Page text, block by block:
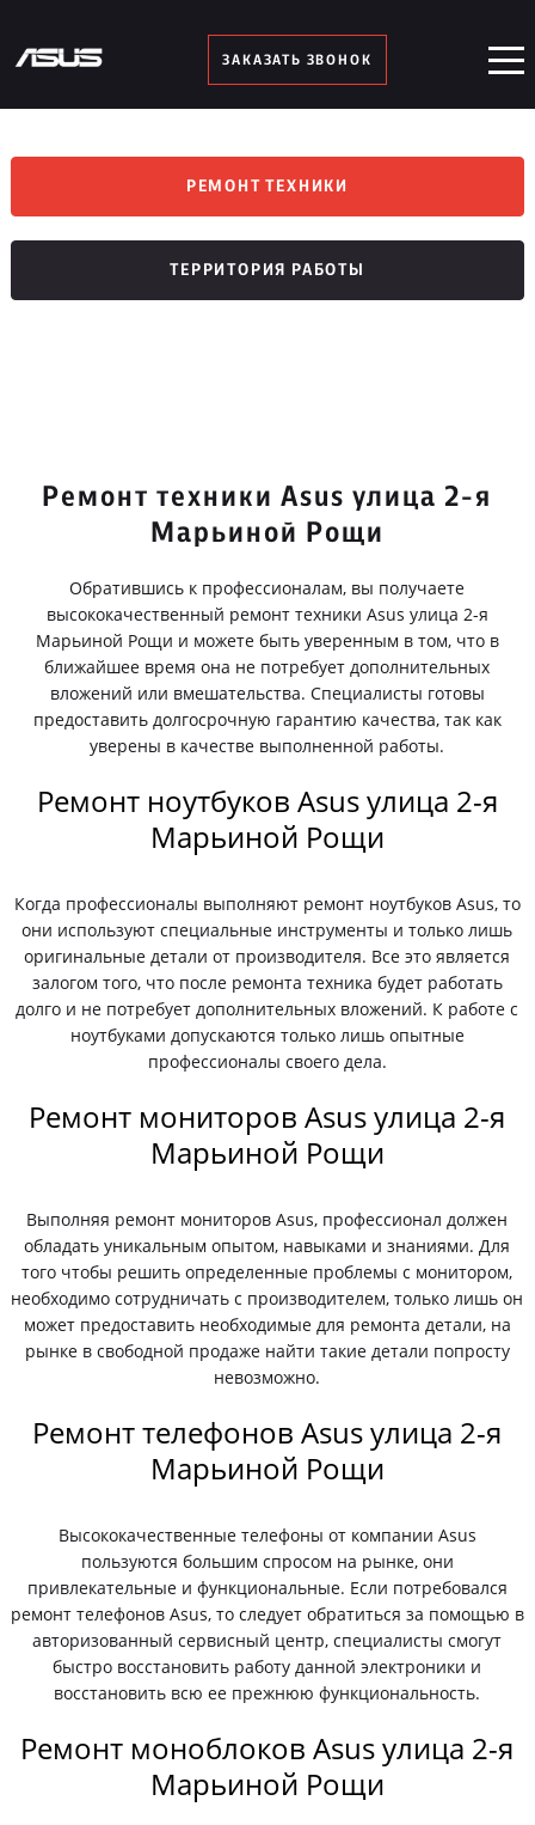
ЗАКАЗАТЬ ЗВОНОК
РЕМОНТ ТЕХНИКИ
ТЕРРИТОРИЯ РАБОТЫ
Ремонт техники Asus улица 2-я
Марьиной Рощи
Обратившись к профессионалам, вы получаете
высококачественный ремонт техники Asus улица 2-я
Марьиной Рощи и можете быть уверенным в том, что в
ближайшее время она не потребует дополнительных
вложений или вмешательства. Специалисты готовы
предоставить долгосрочную гарантию качества, так как
уверены в качестве выполненной работы.
Ремонт ноутбуков Asus улица 2-я
Марьиной Рощи
Когда профессионалы выполняют ремонт ноутбуков Asus, то
они используют специальные инструменты и только лишь
оригинальные детали от производителя. Все это является
залогом того, что после ремонта техника будет работать
долго и не потребует дополнительных вложений. К работе с
ноутбуками допускаются только лишь опытные
профессионалы своего дела.
Ремонт мониторов Asus улица 2-я
Марьиной Рощи
Выполняя ремонт мониторов Asus, профессионал должен
обладать уникальным опытом, навыками и знаниями. Для
того чтобы решить определенные проблемы с монитором,
необходимо сотрудничать с производителем, только лишь он
может предоставить необходимые для ремонта детали, на
рынке в свободной продаже найти такие детали попросту
невозможно.
Ремонт телефонов Asus улица 2-я
Марьиной Рощи
Высококачественные телефоны от компании Asus
пользуются большим спросом на рынке, они
привлекательные и функциональные. Если потребовался
ремонт телефонов Asus, то следует обратиться за помощью в
авторизованный сервисный центр, специалисты смогут
быстро восстановить работу данной электроники и
восстановить всю ее прежнюю функциональность.
Ремонт моноблоков Asus улица 2-я
Марьиной Рощи